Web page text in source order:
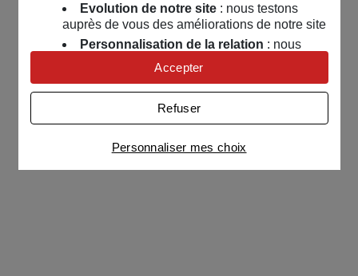
Evolution de notre site: nous testons
auprès de vous des améliorations de notre site
Personnalisation de la relation : nous
nous servons de cookies pour adapter nos
contenus et personnaliser nos offres
Univers publicitaire: nous utilisons avec
nos partenaires des cookies pour afficher des
publicités personnalisées
Connaître notre politique cookies et la liste de nos
partenaires
Personnaliser mes choix
Refuser
Accepter